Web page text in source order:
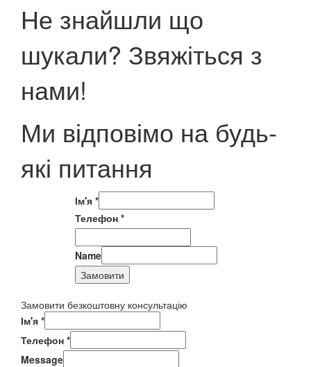
Не знайшли що
шукали? Звяжіться з
нами!
Ми відповімо на будь-
які питання
Ім'я *
Телефон *
Name
Замовити
Замовити безкоштовну консультацію
Ім'я *
Телефон *
Message